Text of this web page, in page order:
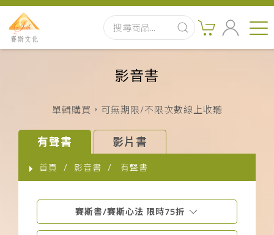
實體出版品
關於我們
影音書
單輯購買，可無期限/不限次數線上收聽
有聲書 影片書
首頁 影音書 有聲書
賽斯書/賽斯心法 限時75折